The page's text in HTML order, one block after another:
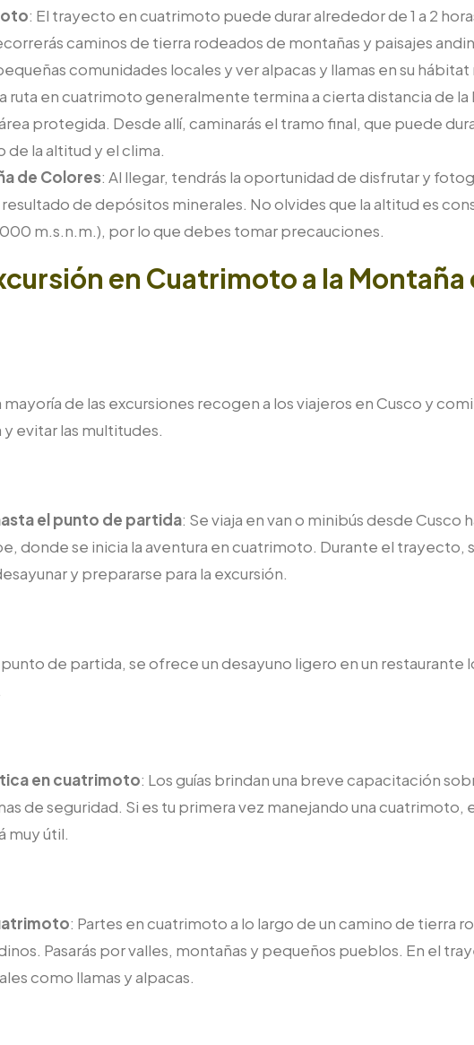
: El trayecto en cuatrimoto puede durar alrededor de 1 a 2
caminos de tierra rodeados de montañas y paisajes
comunidades locales y ver alpacas y llamas en su hábitat
ruta en cuatrimoto generalmente termina a cierta distancia de la
protegida. Desde allí, caminarás el tramo final, que puede
la altitud y el clima.
de Colores: Al llegar, tendrás la oportunidad de disfrutar y
de depósitos minerales. No olvides que la altitud es
m.s.n.m.), por lo que debes tomar precauciones.
en Cuatrimoto a la Montaña
mayoría de las excursiones recogen a los viajeros en Cusco y
evitar las multitudes.
el punto de partida: Se viaja en van o minibús desde Cusco
donde se inicia la aventura en cuatrimoto. Durante el trayecto,
y prepararse para la excursión.
punto de partida, se ofrece un desayuno ligero en un restaurante
en cuatrimoto: Los guías brindan una breve capacitación
de seguridad. Si es tu primera vez manejando una cuatrimoto,
muy útil.
: Partes en cuatrimoto a lo largo de un camino de tierra
Pasarás por valles, montañas y pequeños pueblos. En el
como llamas y alpacas.